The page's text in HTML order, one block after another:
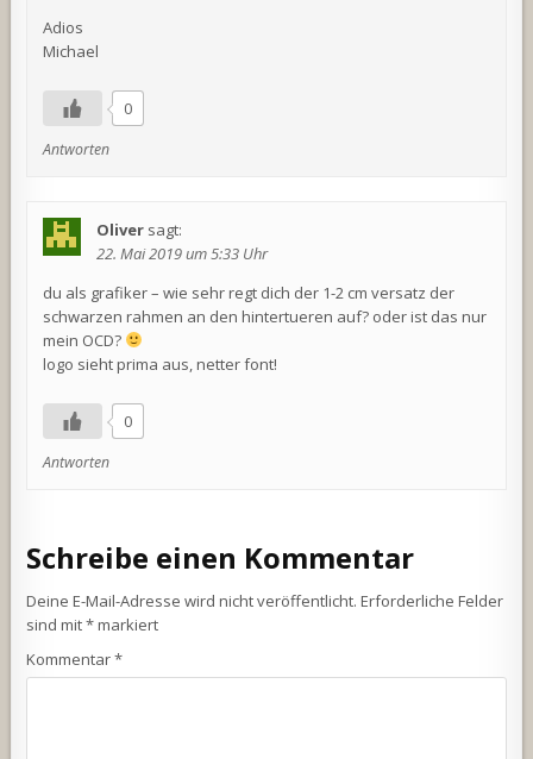
Adios
Michael
0
Antworten
Oliver sagt:
22. Mai 2019 um 5:33 Uhr
du als grafiker – wie sehr regt dich der 1-2 cm versatz der
schwarzen rahmen an den hintertueren auf? oder ist das nur
mein OCD?
logo sieht prima aus, netter font!
0
Antworten
Schreibe einen Kommentar
Deine E-Mail-Adresse wird nicht veröffentlicht. Erforderliche Felder
sind mit*markiert
Kommentar*